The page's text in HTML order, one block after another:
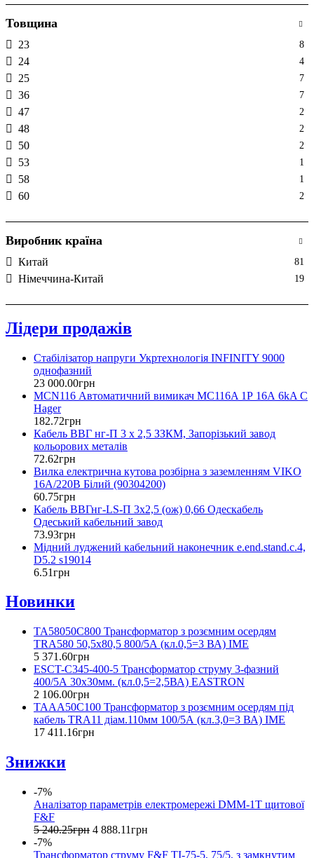
Товщина
23 8
24 4
25 7
36 7
47 2
48 2
50 2
53 1
58 1
60 2
Виробник країна
Китай 81
Німеччина-Китай 19
Лідери продажів
Стабілізатор напруги Укртехнологія INFINITY 9000
однофазний
23 000.00грн
MCN116 Автоматичний вимикач MC116A 1Р 16А 6kA C
Hager
182.72грн
Кабель ВВГ нг-П 3 х 2,5 ЗЗКМ, Запорізький завод
кольорових металів
72.62грн
Вилка електрична кутова розбірна з заземленням VIKO
16А/220В Білий (90304200)
60.75грн
Кабель ВВГнг-LS-П 3х2,5 (ож) 0,66 Одескабель
Одеський кабельний завод
73.93грн
Мідний луджений кабельний наконечник e.end.stand.c.4,
D5.2 s19014
6.51грн
Новинки
TA58050C800 Трансформатор з розємним осердям
TRA580 50,5x80,5 800/5А (кл.0,5=3 ВА) IME
5 371 .60грн
ESCT-C345-400-5 Трансформатор струму 3-фазний
400/5А 30x30мм. (кл.0,5=2,5ВА) EASTRON
2 106.00грн
TAAA50C100 Трансформатор з розємним осердям під
кабель TRA11 діам.110мм 100/5А (кл.3,0=3 ВА) IME
17 411 .16грн
Знижки
-7%
Аналізатор параметрів електромережі DMM-1T щитової
F&F
5 240.25грн 4 888.11грн
-7%
Трансформатор струму F&F TI-75-5, 75/5, з замкнутим